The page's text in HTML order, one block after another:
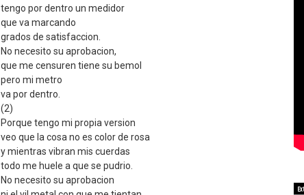
tengo por dentro un medidor
que va marcando
grados de satisfaccion.
No necesito su aprobacion,
que me censuren tiene su bemol
pero mi metro
va por dentro.
(2)
Porque tengo mi propia version
veo que la cosa no es color de rosa
y mientras vibran mis cuerdas
todo me huele a que se pudrio.
No necesito su aprobacion